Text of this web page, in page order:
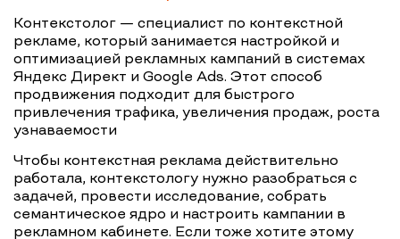
Контекстолог — специалист по контекстной
рекламе, который занимается настройкой и
оптимизацией рекламных кампаний в системах
Яндекс Директ и Google Ads. Этот способ
продвижения подходит для быстрого
привлечения трафика, увеличения продаж, роста
узнаваемости
Чтобы контекстная реклама действительно
работала, контекстологу нужно разобраться с
задачей, провести исследование, собрать
семантическое ядро и настроить кампании в
рекламном кабинете. Если тоже хотите этому